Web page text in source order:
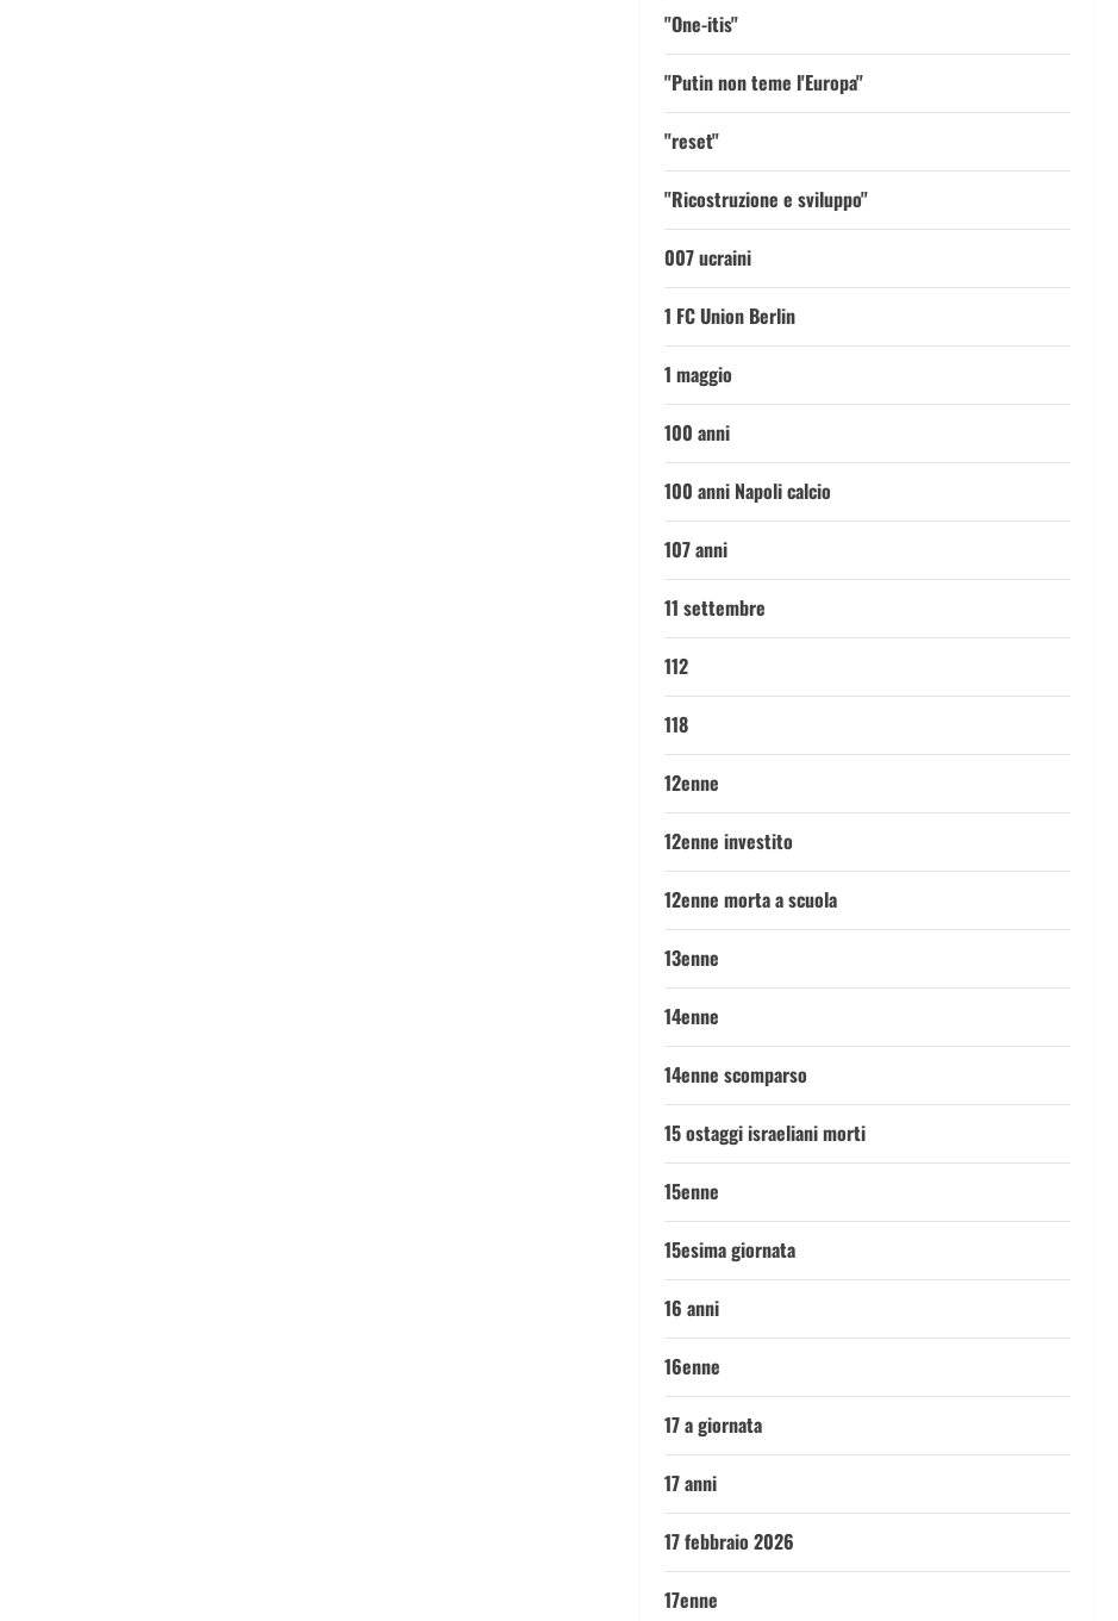
"One-itis"
"Putin non teme l'Europa"
"reset"
"Ricostruzione e sviluppo"
007 ucraini
1 FC Union Berlin
1 maggio
100 anni
100 anni Napoli calcio
107 anni
11 settembre
112
118
12enne
12enne investito
12enne morta a scuola
13enne
14enne
14enne scomparso
15 ostaggi israeliani morti
15enne
15esima giornata
16 anni
16enne
17 a giornata
17 anni
17 febbraio 2026
17enne